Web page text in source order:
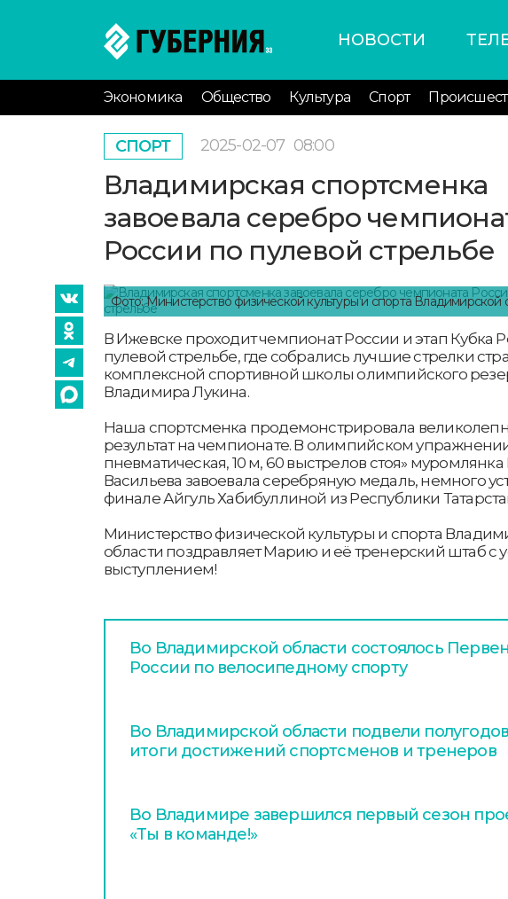
НОВОСТИ
Экономика Общество Культура Спорт
СПОРТ 2025-02-07 08:00
Владимирская спортсменка
завоевала серебро
России по пулевой стрельбе
Фото: Министерство физической культуры и спорта Владимирской
В Ижевске проходит чемпионат России и этап Кубка
пулевой стрельбе, где собрались лучшие стрелки
комплексной спортивной школы олимпийского
Владимира Лукина.
Наша спортсменка продемонстрировала
результат на чемпионате. В олимпийском
пневматическая, 10 м, 60 выстрелов стоя»
Васильева завоевала серебряную медаль, немного
финале Айгуль Хабибуллиной из Республики
Министерство физической культуры и спорта
области поздравляет Марию и её тренерский штаб
выступлением!
Во Владимирской области состоялось
России по велосипедному спорту
Во Владимирской области подвели
итоги достижений спортсменов и тренеров
Во Владимире завершился первый сезон
«Ты в команде!»